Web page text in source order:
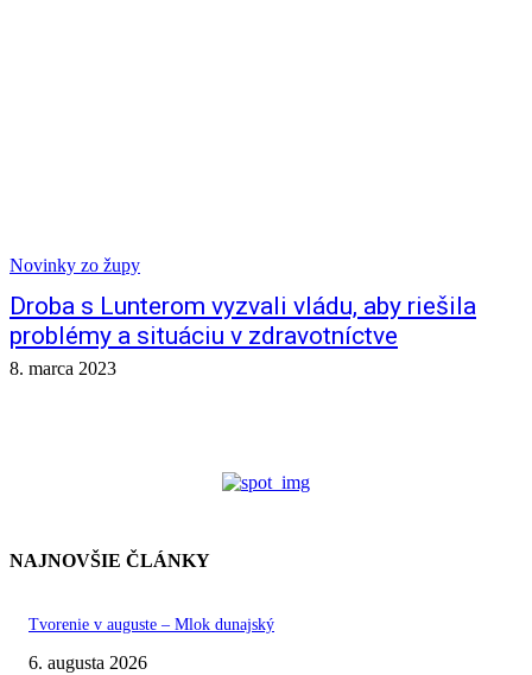
Novinky zo župy
Droba s Lunterom vyzvali vládu, aby riešila
problémy a situáciu v zdravotníctve
8. marca 2023
NAJNOVŠIE ČLÁNKY
Tvorenie v auguste – Mlok dunajský
6. augusta 2026